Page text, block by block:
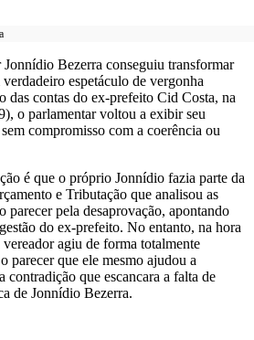
Bezerra conseguiu transformar
espetáculo de vergonha
das contas do ex-prefeito Cid Costa, na
o parlamentar voltou a exibir seu
compromisso com a coerência ou
é que o próprio Jonnídio fazia parte da
e Tributação que analisou as
parecer pela desaprovação, apontando
do ex-prefeito. No entanto, na hora
agiu de forma totalmente
parecer que ele mesmo ajudou a
que escancara a falta de
de Jonnídio Bezerra.